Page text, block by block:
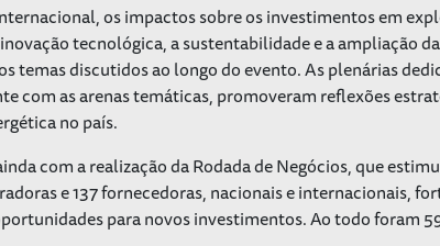
os impactos sobre os investimentos em
tecnológica, a sustentabilidade e a ampliação
temas discutidos ao longo do evento. As plenárias
com as arenas temáticas, promoveram reflexões
no país.
com a realização da Rodada de Negócios, que
e 137 fornecedoras, nacionais e internacionais,
para novos investimentos. Ao todo foram